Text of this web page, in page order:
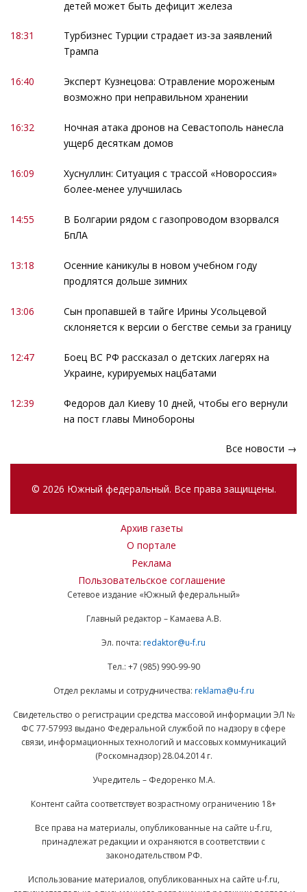
детей может быть дефицит железа
18:31
Турбизнес Турции страдает из-за заявлений
Трампа
16:40
Эксперт Кузнецова: Отравление мороженым
возможно при неправильном хранении
16:32
Ночная атака дронов на Севастополь нанесла
ущерб десяткам домов
16:09
Хуснуллин: Ситуация с трассой «Новороссия»
более-менее улучшилась
14:55
В Болгарии рядом с газопроводом взорвался
БпЛА
13:18
Осенние каникулы в новом учебном году
продлятся дольше зимних
13:06
Сын пропавшей в тайге Ирины Усольцевой
склоняется к версии о бегстве семьи за границу
12:47
Боец ВС РФ рассказал о детских лагерях на
Украине, курируемых нацбатами
12:39
Федоров дал Киеву 10 дней, чтобы его вернули
на пост главы Минобороны
Все новости →
© 2026 Южный федеральный. Все права защищены.
Архив газеты
О портале
Реклама
Пользовательское соглашение
Сетевое издание «Южный федеральный»
Главный редактор – Камаева А.В.
Эл. почта: redaktor@u-f.ru
Тел.: +7 (985) 990-99-90
Отдел рекламы и сотрудничества: reklama@u-f.ru
Свидетельство о регистрации средства массовой информации ЭЛ №
ФС 77-57993 выдано Федеральной службой по надзору в сфере
связи, информационных технологий и массовых коммуникаций
(Роскомнадзор) 28.04.2014 г.
Учредитель – Федоренко М.А.
Контент сайта соответствует возрастному ограничению 18+
Все права на материалы, опубликованные на сайте u-f.ru,
принадлежат редакции и охраняются в соответствии с
законодательством РФ.
Использование материалов, опубликованных на сайте u-f.ru,